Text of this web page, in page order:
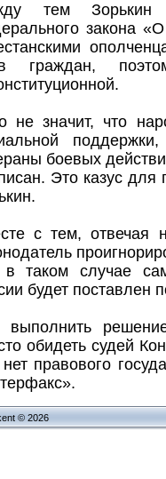
тем Зорькин
закона
граждан,
не значит, что
боевых
Это казус для
с тем, отвечая
в таком случае
будет поставлен
выполнить
обидеть судей
правового
© 2026